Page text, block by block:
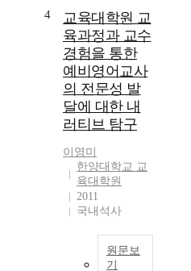
4
교육대학원 교
육과정과 교수
경험을 통한
예비영어교사
의 전문성 발
달에 대한 내
러티브 탐구
이영미
한양대학교 교
육대학원
2011
국내석사
원문보
기